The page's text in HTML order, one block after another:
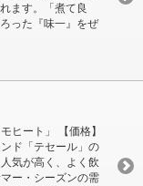
ます。「煮て良
った『味一』をぜ
ヒート」 【価格】
ド「テセール」の
気が高く、よく飲
ー・シーズンの需